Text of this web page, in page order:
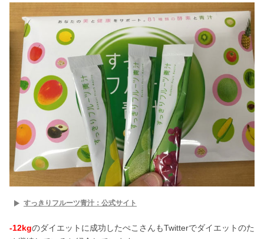
すっきりフルーツ青汁：公式サイト
-12kgのダイエットに成功したぺこさんもTwitterでダイエットのた